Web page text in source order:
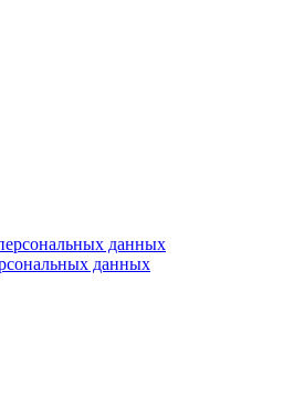
данных
данных